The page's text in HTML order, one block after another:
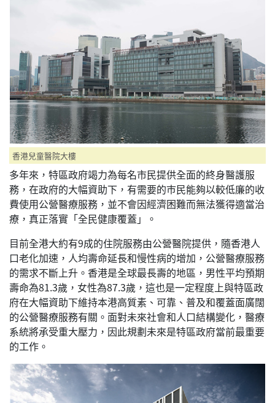
香港兒童醫院大樓
多年來，特區政府竭力為每名市民提供全面的終身醫護服
務，在政府的大幅資助下，有需要的巿民能夠以較低廉的收
費使用公營醫療服務，並不會因經濟困難而無法獲得適當治
療，真正落實「全民健康覆蓋」。
目前全港大約有9成的住院服務由公營醫院提供，隨香港人
口老化加速，人均壽命延長和慢性病的增加，公營醫療服務
的需求不斷上升。香港是全球最長壽的地區，男性平均預期
壽命為81.3歲，女性為87.3歲，這也是一定程度上與特區政
府在大幅資助下維持本港高質素、可靠、普及和覆蓋面廣闊
的公營醫療服務有關。面對未來社會和人口結構變化，醫療
系統將承受重大壓力，因此規劃未來是特區政府當前最重要
的工作。